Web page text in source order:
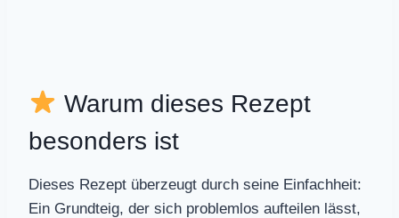
Warum dieses Rezept
besonders ist
Dieses Rezept überzeugt durch seine Einfachheit:
Ein Grundteig, der sich problemlos aufteilen lässt,